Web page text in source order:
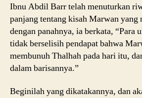
Ibnu Abdil Barr telah menuturkan
panjang tentang kisah Marwan yang
dengan panahnya, ia berkata, “Para
tidak berselisih pendapat bahwa
membunuh Thalhah pada hari itu,
dalam barisannya.”
Beginilah yang dikatakannya, dan